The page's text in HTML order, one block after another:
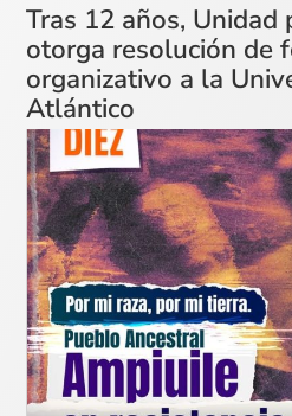
Tras 12 años, Unidad
otorga resolución de
organizativo a la
Atlántico